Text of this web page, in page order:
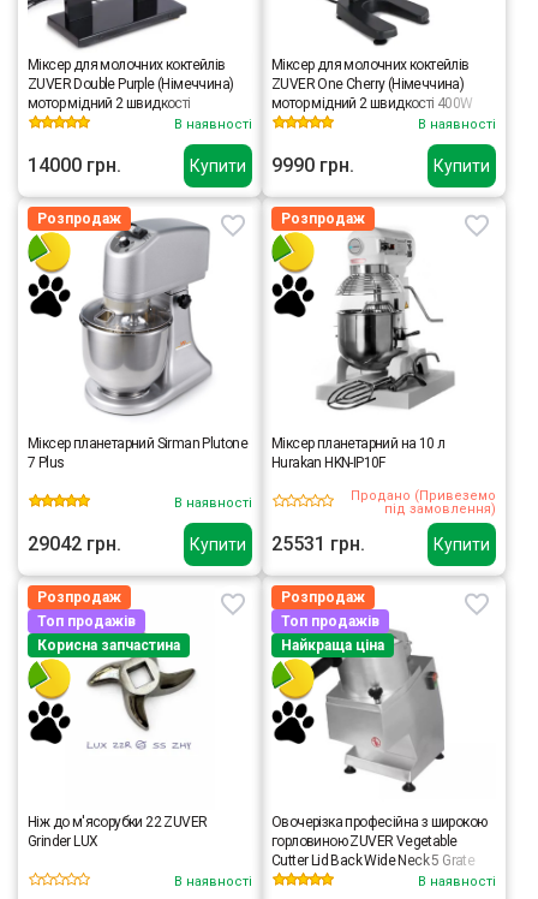
Купити
Міксер для молочних коктейлів
ZUVER Double Purple (Німеччина)
мотор мідний 2 швидкості
(400W+400W)
В наявності
14000 грн. Купити
Міксер для молочних коктейлів
ZUVER One Cherry (Німеччина)
мотор мідний 2 швидкості 400W
В наявності
9990 грн.
Купити
Розпродаж
Міксер планетарний Sirman Plutone
7 Plus
В наявності
29042 грн. Купити
Розпродаж
Міксер планетарний на 10 л
Hurakan HKN-IP10F
Продано (Привеземо
під замовлення)
25531 грн.
Розпродаж
Топ продажів
Корисна запчастина
Ніж до м'ясорубки 22 ZUVER
Grinder LUX
В наявності
Розпродаж
Топ продажів
Найкраща ціна
Овочерізка професійна з широкою
горловиною ZUVER Vegetable
Cutter Lid Back Wide Neck 5 Grate
кришка назад, горловина широка,
В наявності